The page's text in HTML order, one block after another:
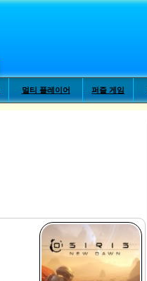
멀티 플레이어 퍼즐 게임